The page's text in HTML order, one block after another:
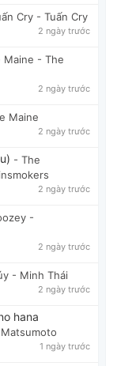
Cry - Tuấn Cry
2 ngày trước
Maine - The
2 ngày trước
Maine
2 ngày trước
- The
2 ngày trước
-
2 ngày trước
- Minh Thái
2 ngày trước
hana
1 ngày trước